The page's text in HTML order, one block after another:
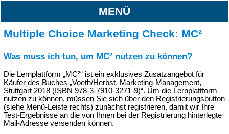
MENÜ
Multiple Choice Marketing Check: MC²
Was muss ich tun, um MC² nutzen zu können?
Die Lernplattform „MC²“ ist ein exklusives Zusatzangebot für
Käufer des Buches „Voeth/Herbst, Marketing-Management,
Stuttgart 2018 (ISBN 978-3-7910-3271-9)“. Um die Lernplattform
nutzen zu können, müssen Sie sich über den Registrierungsbutton
(siehe Menü-Leiste rechts) zunächst registrieren, damit wir Ihre
Test-Ergebnisse an die von Ihnen bei der Registrierung hinterlegte
Mail-Adresse versenden können.